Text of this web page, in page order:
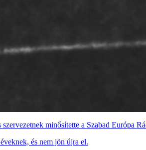
minősítette a Szabad Európa
és nem jön újra el.